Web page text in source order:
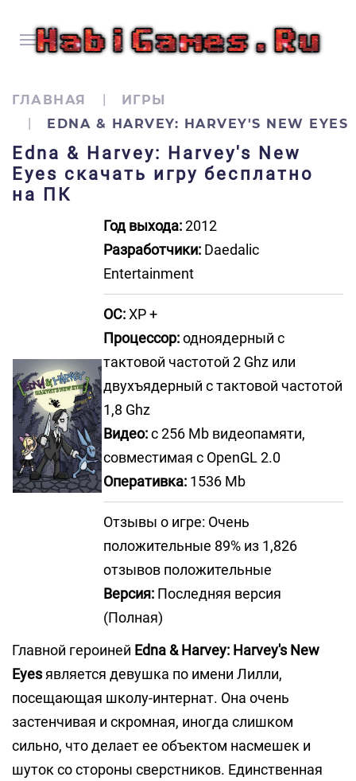
ГЛАВНАЯ
ИГРЫ
EDNA & HARVEY: HARVEY'S NEW EYES
Edna & Harvey: Harvey's New
Eyes скачать игру бесплатно
на ПК
Год выхода:2012
Разработчики: Daedalic
Entertainment
ОС:XP +
Процессор:одноядерный с
тактовой частотой 2 Ghz или
двухъядерный с тактовой частотой
1,8 Ghz
Видео:с 256 Mb видеопамяти,
совместимая с OpenGL 2.0
Оперативка: 1536 Mb
Отзывы о игре: Очень
положительные 89% из 1,826
отзывов положительные
Версия: Последняя версия
(Полная)
Главной героиней Edna & Harvey: Harvey's New
Eyesявляется девушка по имени Лилли,
посещающая школу-интернат. Она очень
застенчивая и скромная, иногда слишком
сильно, что делает ее объектом насмешек и
шуток со стороны сверстников. Единственная